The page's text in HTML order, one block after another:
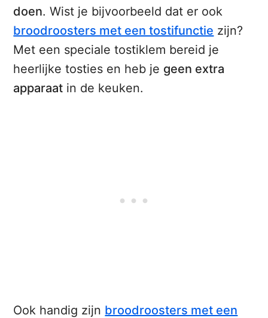
doen. Wist je bijvoorbeeld dat er ook
broodroosters met een tostifunctie zijn?
Met een speciale tostiklem bereid je
heerlijke tosties en heb je geen extra
apparaat in de keuken.
Ook handig zijn broodroosters met een